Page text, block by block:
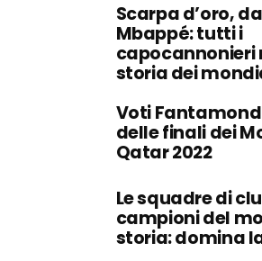
Scarpa d’oro,
Mbappé: tutti i
capocannonieri
storia dei
Voti
delle finali dei
Qatar 2022
Le squadre di
campioni del
storia: domina